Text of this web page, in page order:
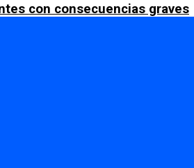
con consecuencias graves